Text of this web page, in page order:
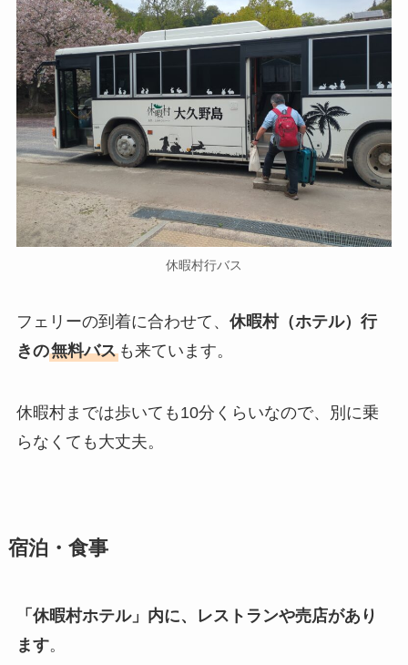
休暇村行バス
フェリーの到着に合わせて、 休暇村（ホテル）行
きの無料バスも来ています。
休暇村までは歩いても10分くらいなので、別に乗
らなくても大丈夫。
宿泊・食事
「休暇村ホテル」内に、レストランや売店があり
ます。